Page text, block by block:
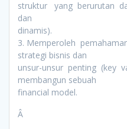
struktur yang berurutan
dan
dinamis).
3. Memperoleh
strategi bisnis dan
unsur-unsur penting (key
membangun sebuah
financial model.
Â